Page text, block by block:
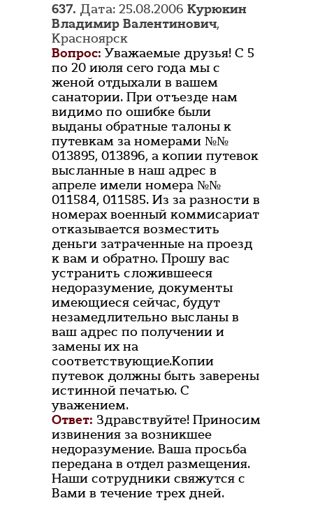
637. Дата: 25.08.2006 Курюкин
Владимир Валентинович,
Красноярск
Вопрос: Уважаемые друзья! С 5
по 20 июля сего года мы с
женой отдыхали в вашем
санатории. При отъезде нам
видимо по ошибке были
выданы обратные талоны к
путевкам за номерами №№
013895, 013896, а копии путевок
высланные в наш адрес в
апреле имели номера №№
011584, 011585. Из за разности в
номерах военный коммисариат
отказывается возместить
деньги затраченные на проезд
к вам и обратно. Прошу вас
устранить сложившееся
недоразумение, документы
имеющиеся сейчас, будут
незамедлительно высланы в
ваш адрес по получении и
замены их на
соответствующие.Копии
путевок должны быть заверены
истинной печатью. С
уважением.
Ответ: Здравствуйте! Приносим
извинения за возникшее
недоразумение. Ваша просьба
передана в отдел размещения.
Наши сотрудники свяжутся с
Вами в течение трех дней.